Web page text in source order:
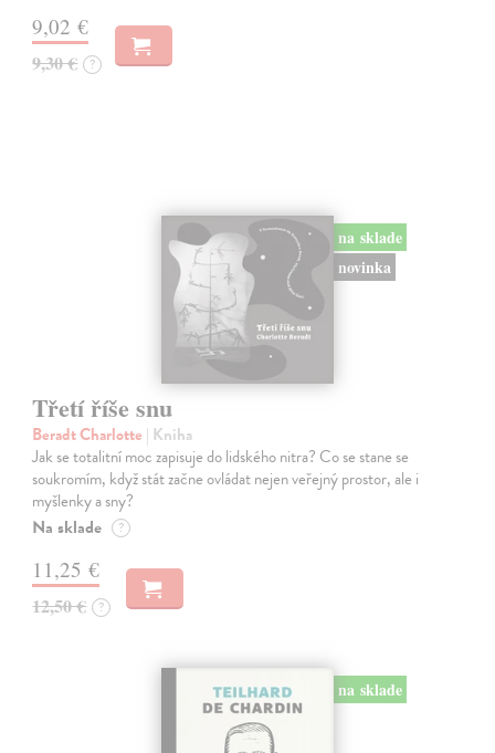
9,02 €
9,30 € ?
na sklade
novinka
Třetí říše snu
Beradt Charlotte | Kniha
Jak se totalitní moc zapisuje do lidského nitra? Co se stane se
soukromím, když stát začne ovládat nejen veřejný prostor, ale i
myšlenky a sny?
Na sklade ?
11,25 €
12,50 € ?
na sklade